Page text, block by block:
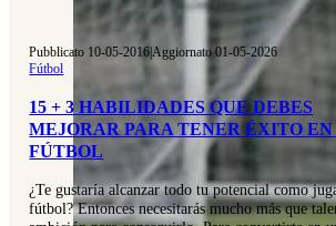
Pubblicato 10-05-2016|Aggiornato 01-05-2026
Fútbol
15 + 3 HABILIDADES QUE DEBES
MEJORAR PARA TENER ÉXITO
FÚTBOL
¿Te gustaría alcanzar todo tu potencial como
fútbol? Entonces necesitarás mucho más que